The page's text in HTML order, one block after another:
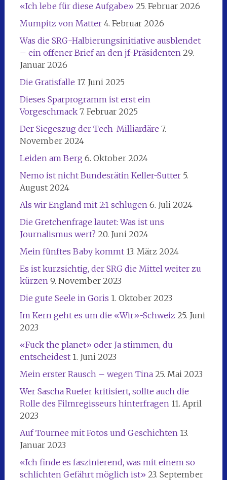
«Ich lebe für diese Aufgabe» 25. Februar 2026
Mumpitz von Matter 4. Februar 2026
Was die SRG-Halbierungsinitiative ausblendet
– ein offener Brief an den jf-Präsidenten 29.
Januar 2026
Die Gratisfalle 17. Juni 2025
Dieses Sparprogramm ist erst ein
Vorgeschmack 7. Februar 2025
Der Siegeszug der Tech-Milliardäre 7.
November 2024
Leiden am Berg 6. Oktober 2024
Nemo ist nicht Bundesrätin Keller-Sutter 5.
August 2024
Als wir England mit 2:1 schlugen 6. Juli 2024
Die Gretchenfrage lautet: Was ist uns
Journalismus wert? 20. Juni 2024
Mein fünftes Baby kommt 13. März 2024
Es ist kurzsichtig, der SRG die Mittel weiter zu
kürzen 9. November 2023
Die gute Seele in Goris 1. Oktober 2023
Im Kern geht es um die «Wir»-Schweiz 25. Juni
2023
«Fuck the planet» oder Ja stimmen, du
entscheidest 1. Juni 2023
Mein erster Rausch – wegen Tina 25. Mai 2023
Wer Sascha Ruefer kritisiert, sollte auch die
Rolle des Filmregisseurs hinterfragen 11. April
2023
Auf Tournee mit Fotos und Geschichten 13.
Januar 2023
«Ich finde es faszinierend, was mit einem so
schlichten Gefährt möglich ist» 23. September